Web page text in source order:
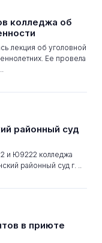
колледжа об
лекция об уголовной
Ее провела
районный суд
и Ю9222 колледжа
районный суд г. ..
в приюте